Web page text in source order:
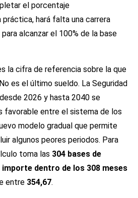
el porcentaje
hará falta una carrera
alcanzar el 100% de la base
la cifra de referencia sobre la que
es el último sueldo. La Seguridad
2026 y hasta 2040 se
favorable entre el sistema de los
modelo gradual que permite
algunos peores periodos. Para
toma las 304 bases de
dentro de los 308 meses
entre 354,67.